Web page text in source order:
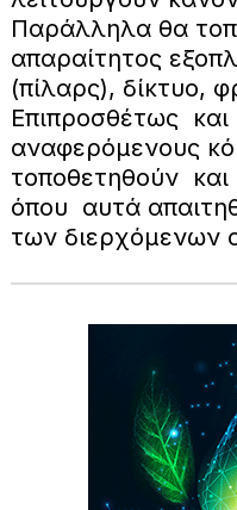
Παράλληλα θα
απαραίτητος
(πίλαρς), δίκτυο,
Επιπροσθέτως
αναφερόμενους
τοποθετηθούν
όπου αυτά
των διερχόμενων